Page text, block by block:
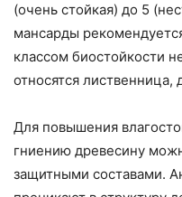
(очень стойкая) до 5
мансарды
классом биостойкости
относятся лиственница,
Для повышения
гниению древесину
защитными составами.